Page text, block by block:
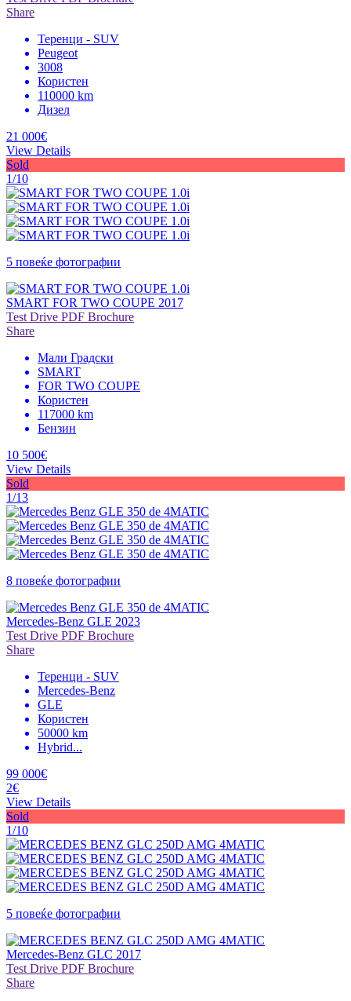
Share
Теренци - SUV
Peugeot
3008
Користен
110000 km
Дизел
21 000€
View Details
Sold
1/10
5 повеќе фотографии
SMART FOR TWO COUPE 2017
Test Drive PDF Brochure
Share
Мали Градски
SMART
FOR TWO COUPE
Користен
117000 km
Бензин
10 500€
View Details
Sold
1/13
8 повеќе фотографии
Mercedes-Benz GLE 2023
Test Drive PDF Brochure
Share
Теренци - SUV
Mercedes-Benz
GLE
Користен
50000 km
Hybrid...
99 000€
2€
View Details
Sold
1/10
5 повеќе фотографии
Mercedes-Benz GLC 2017
Test Drive PDF Brochure
Share